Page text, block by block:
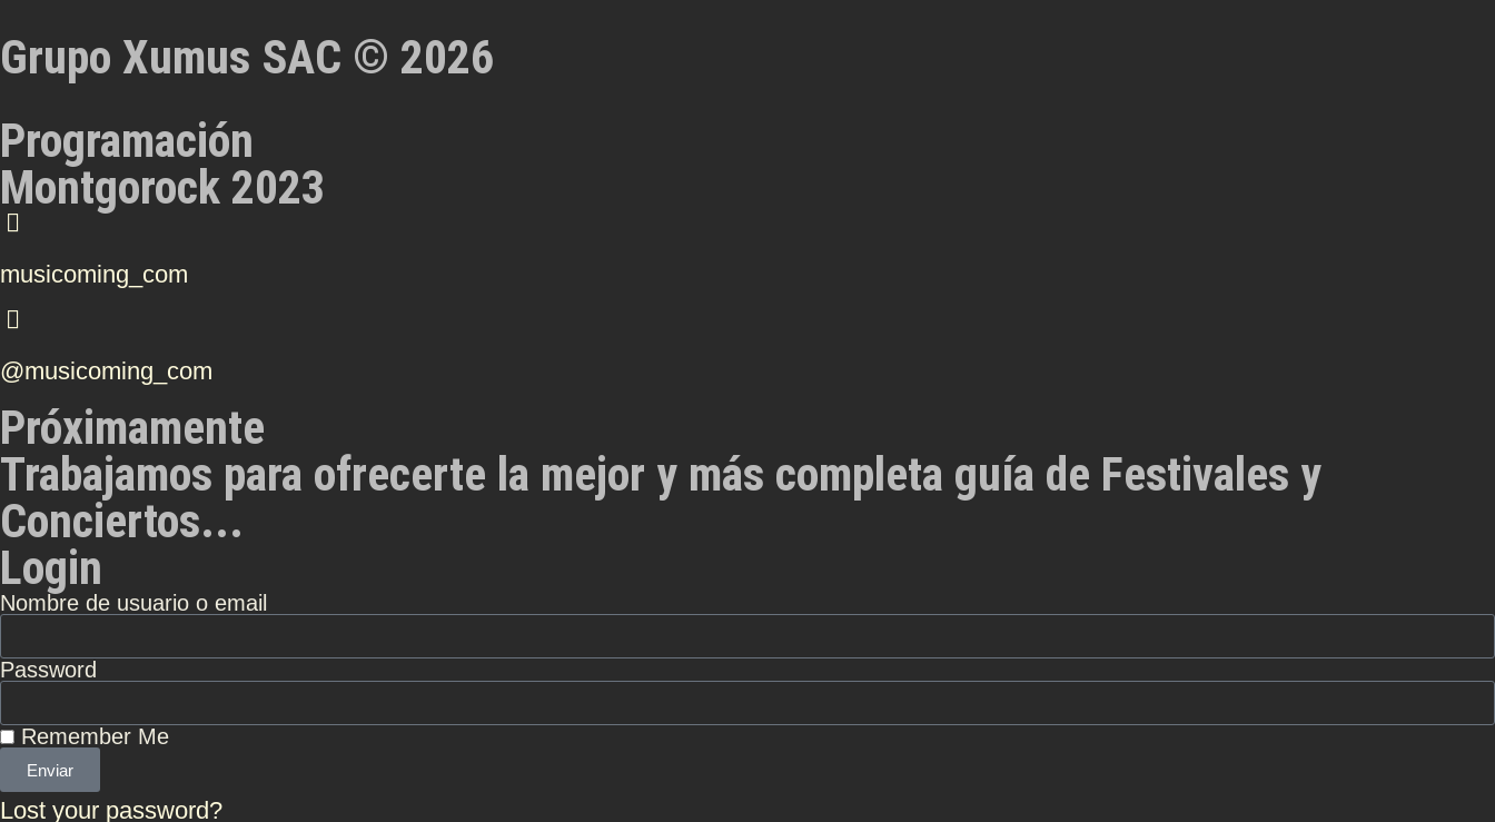
Grupo Xumus SAC © 2026
Programación
Montgorock 2023
musicoming_com
@musicoming_com
Próximamente
Trabajamos para ofrecerte la mejor y más completa guía de Festivales y
Conciertos...
Login
Nombre de usuario o email
Password
Remember Me
Enviar
Lost your password?